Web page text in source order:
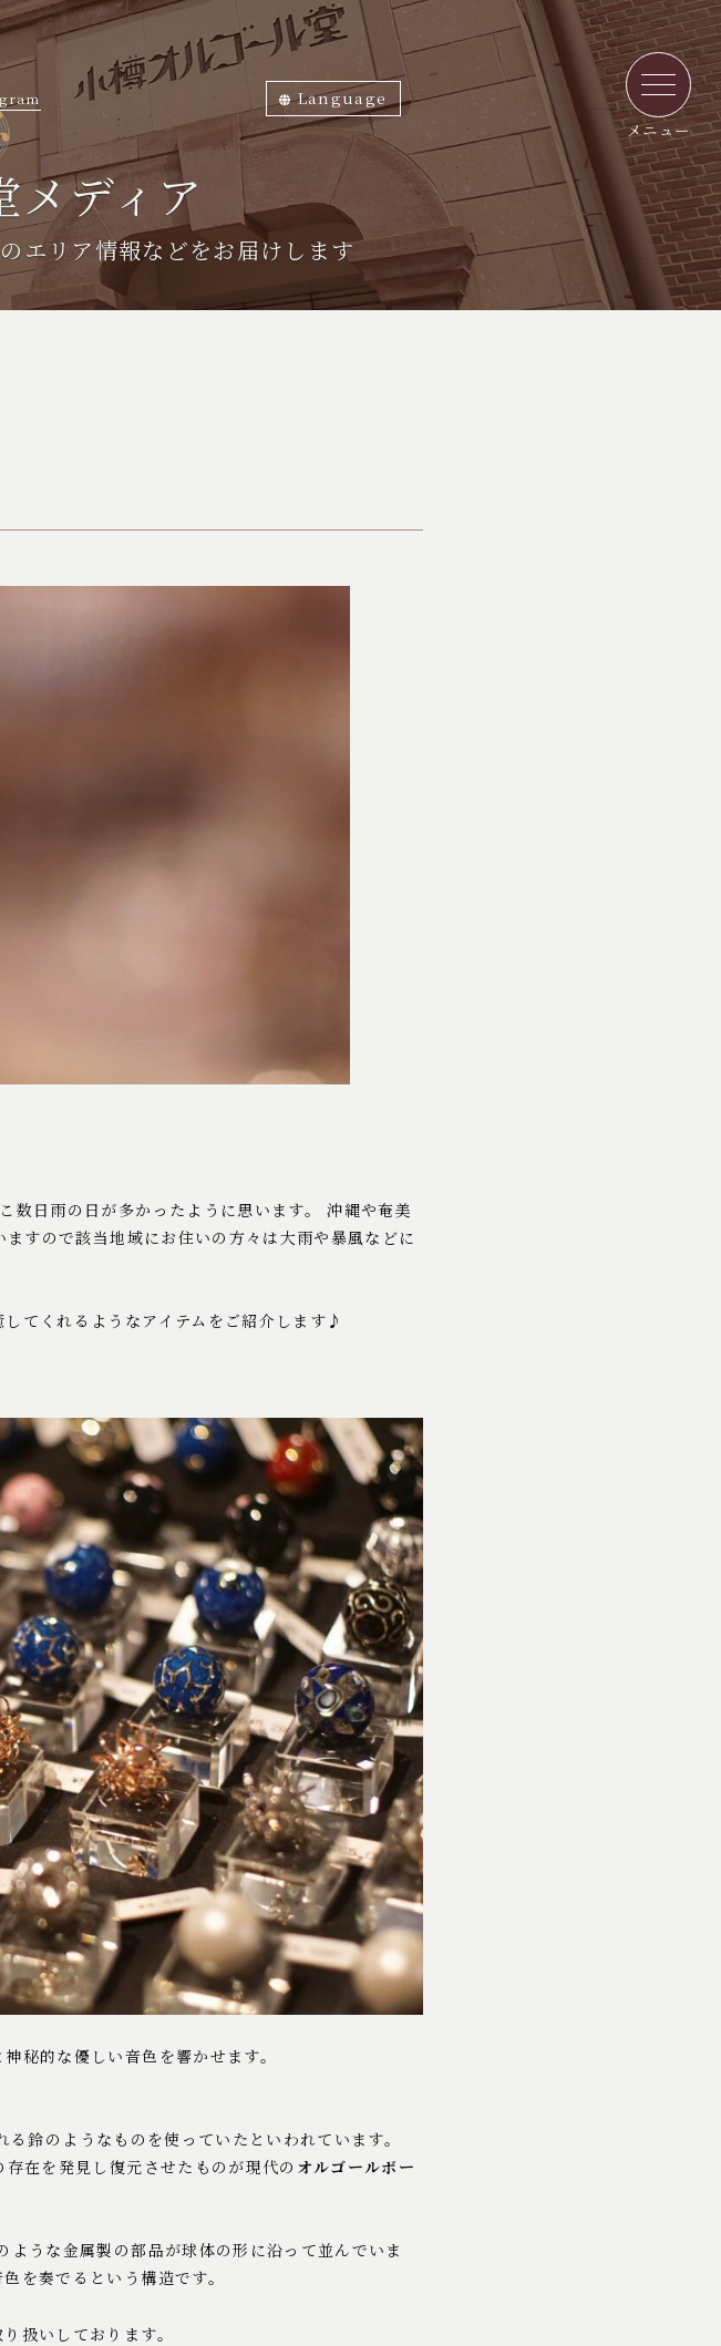
Language
English
한국어
中文繁体
中文簡体
ภาษาไทย
日本語 メニュー
メディア
エリア情報などをお届けします
数日雨の日が多かったように思います。 沖縄や奄美
すので該当地域にお住いの方々は大雨や暴風などに
てくれるようなアイテムをご紹介します♪
秘的な優しい音色を響かせます。
る鈴のようなものを使っていたといわれています。
在を発見し復元させたものが現代の オルゴールボー
うな金属製の部品が球体の形に沿って並んでいま
を奏でるという構造です。
扱いしております。